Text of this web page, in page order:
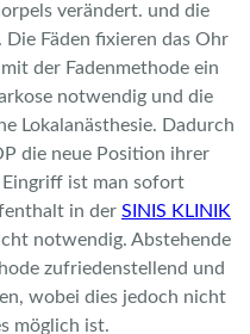
verändert. und die
Die Fäden fixieren das Ohr
der Fadenmethode ein
notwendig und die
Lokalanästhesie. Dadurch
die neue Position ihrer
ist man sofort
in der SINIS KLINIK
notwendig. Abstehende
zufriedenstellend und
wobei dies jedoch nicht
möglich ist.